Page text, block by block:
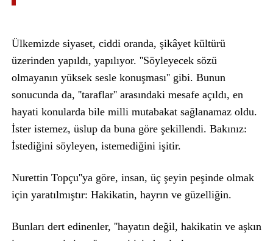
Ülkemizde siyaset, ciddi oranda, şikâyet kültürü
üzerinden yapıldı, yapılıyor. ''Söyleyecek sözü
olmayanın yüksek sesle konuşması'' gibi. Bunun
sonucunda da, ''taraflar'' arasındaki mesafe açıldı, en
hayati konularda bile milli mutabakat sağlanamaz oldu.
İster istemez, üslup da buna göre şekillendi. Bakınız:
İstediğini söyleyen, istemediğini işitir.
Nurettin Topçu''ya göre, insan, üç şeyin peşinde olmak
için yaratılmıştır: Hakikatin, hayrın ve güzelliğin.
Bunları dert edinenler, ''hayatın değil, hakikatin ve aşkın